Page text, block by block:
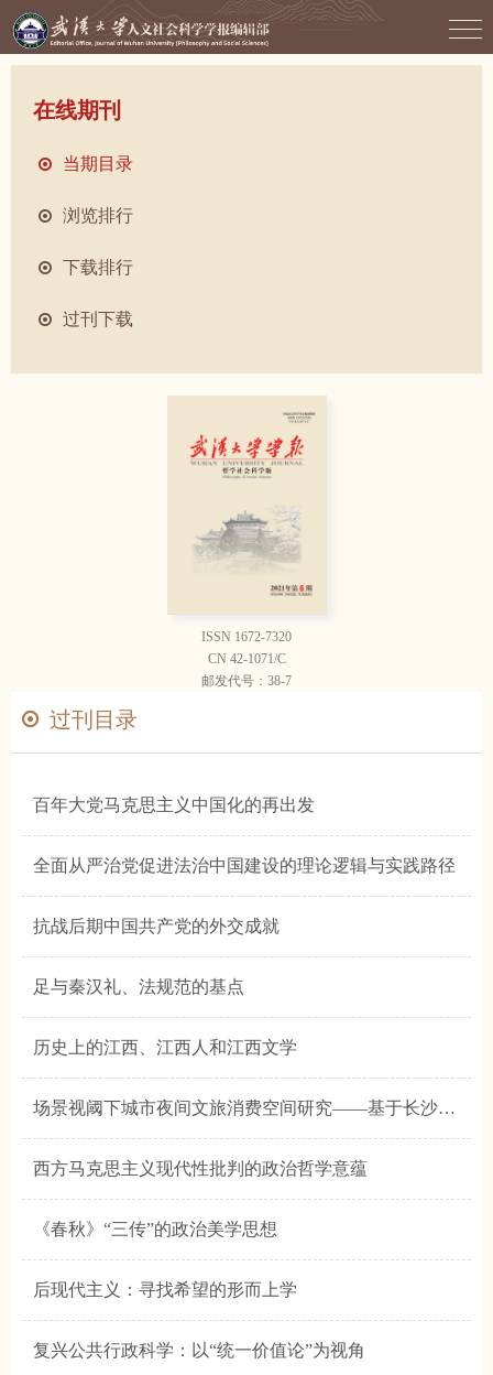
在线期刊
当期目录
浏览排行
下载排行
过刊下载
ISSN 1672-7320
CN 42-1071/C
邮发代号：38-7
过刊目录
百年大党马克思主义中国化的再出发
全面从严治党促进法治中国建设的理论逻辑与实践路径
抗战后期中国共产党的外交成就
足与秦汉礼、法规范的基点
历史上的江西、江西人和江西文学
场景视阈下城市夜间文旅消费空间研究——基于长沙超级文和友文化场景的透视
西方马克思主义现代性批判的政治哲学意蕴
《春秋》“三传”的政治美学思想
后现代主义：寻找希望的形而上学
复兴公共行政科学：以“统一价值论”为视角